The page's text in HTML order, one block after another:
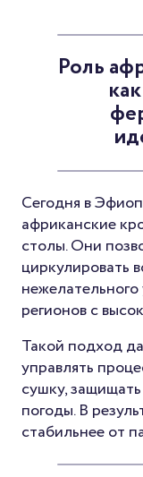
Роль
Сегодня в
африканские
столы. Они
циркулировать
регионов с
Такой подход
управлять
сушку,
погоды. В
стабильнее от